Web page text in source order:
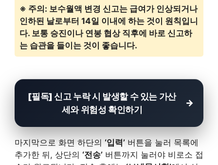
※ 주의: 보수월액 변경 신고는 급여가 인상되거나
인하된 날로부터 14일 이내에 하는 것이 원칙입니
다. 보통 승진이나 연봉 협상 직후에 바로 신고하
는 습관을 들이는 것이 좋습니다.
[필독] 신고 누락 시 발생할 수 있는 가산
세와 위험성 확인하기
마지막으로 화면 하단의 ‘입력’ 버튼을 눌러 목록에
추가한 뒤, 상단의 ‘전송’ 버튼까지 눌러야 비로소 접